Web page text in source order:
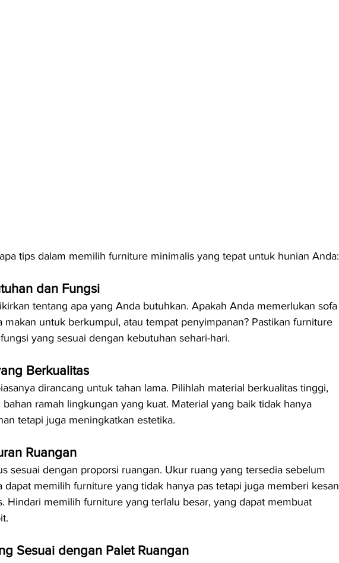
tips dalam memilih furniture minimalis yang tepat untuk hunian Anda:
dan Fungsi
tentang apa yang Anda butuhkan. Apakah Anda memerlukan sofa
makan untuk berkumpul, atau tempat penyimpanan? Pastikan furniture
yang sesuai dengan kebutuhan sehari-hari.
Berkualitas
dirancang untuk tahan lama. Pilihlah material berkualitas tinggi,
ramah lingkungan yang kuat. Material yang baik tidak hanya
tetapi juga meningkatkan estetika.
Ruangan
sesuai dengan proporsi ruangan. Ukur ruang yang tersedia sebelum
dapat memilih furniture yang tidak hanya pas tetapi juga memberi kesan
Hindari memilih furniture yang terlalu besar, yang dapat membuat
Sesuai dengan Palet Ruangan